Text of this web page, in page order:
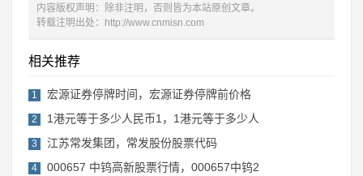
内容版权声明：除非注明，否则皆为本站原创文章。
转载注明出处：
http://www.cnmisn.com
相关推荐
1 宏源证券停牌时间，宏源证券停牌前价格
2 1港元等于多少人民币1，1港元等于多少人
3 江苏常发集团，常发股份股票代码
4 000657 中钨高新股票行情，000657中钨2